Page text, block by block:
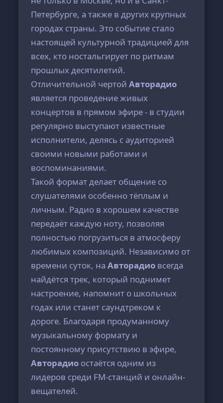
Петербурге, а также в других крупных
городах страны. Это событие стало
настоящей культурной традицией для
всех, кто ностальгирует по ритмам
прошлых десятилетий.
Отличительной чертойАвторадио
является проведение живых
концертов в прямом эфире - в студии
регулярно выступают известные
исполнители, делясь с аудиторией
своими новыми работами и
воспоминаниями.
Такой формат делает общение со
слушателями особенно тёплым и
личным. Радио в хорошем качестве
передаёт каждую ноту, позволяя
полностью погрузиться в атмосферу
любимых композиций. Независимо от
времени суток, наАвторадио всегда
найдётся трек, который поднимет
настроение, напомнит о школьных
годах или станет саундтреком к
дороге. Благодаря продуманному
музыкальному формату и
постоянному присутствию в эфире,
Авторадио остаётся одним из
лидеров среди FM-станций и онлайн-
вещателей.